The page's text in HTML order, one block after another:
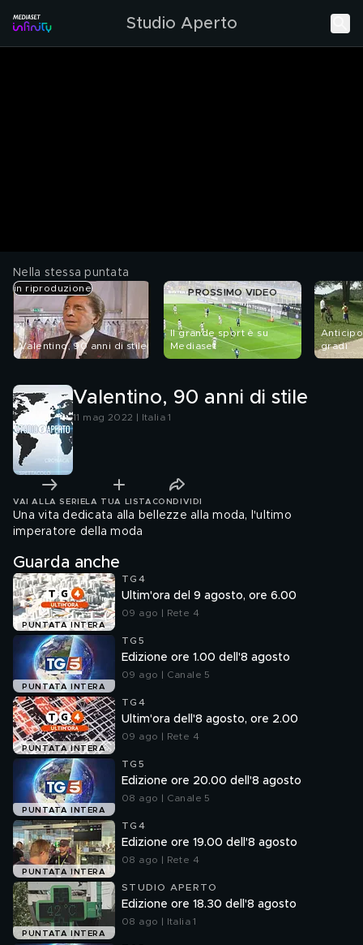
Studio Aperto
Nella stessa puntata
in riproduzione
Valentino, 90 anni di stile
Il grande sport è su
Mediaset
PROSSIMO VIDEO
gradi
Valentino, 90 anni di stile
11 mag 2022 | Italia 1
VAI ALLA SERIE LA TUA LISTA CONDIVIDI
Una vita dedicata alla bellezze alla moda, l'ultimo
imperatore della moda
Guarda anche
PUNTATA INTERA
TG4
Ultim'ora del 9 agosto, ore 6.00
09 ago | Rete 4
PUNTATA INTERA
TG5
Edizione ore 1.00 dell'8 agosto
09 ago | Canale 5
PUNTATA INTERA
TG4
Ultim'ora dell'8 agosto, ore 2.00
09 ago | Rete 4
PUNTATA INTERA
TG5
Edizione ore 20.00 dell'8 agosto
08 ago | Canale 5
PUNTATA INTERA
TG4
Edizione ore 19.00 dell'8 agosto
08 ago | Rete 4
PUNTATA INTERA
STUDIO APERTO
Edizione ore 18.30 dell'8 agosto
08 ago | Italia 1